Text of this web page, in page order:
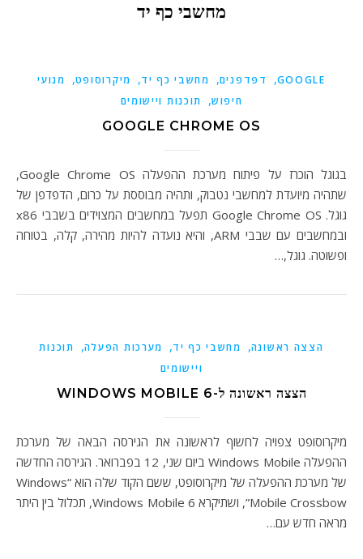
מחשבי כף יד
GOOGLE
, דפדפנים, מחשבי כף יד, מיקרוסופט,
מנועי
חיפוש, תוכנות ויישומים
GOOGLE CHROME OS
בגוגל הוכרז על פיתוח מערכת ההפעלה Google Chrome OS,
שתהיה מיועדת למחשבי נטבוק, ותהיה מבוססת על כרום, הדפדפן של
גוגל. Google Chrome OS תפעל במחשבים המצוידים בשבבי x86
ובמחשבים עם שבבי ARM, והיא נועדה להיות מהירה, קלה, בטוחה
ופשוטה. גוגל,…
הצצה ראשונה, מחשבי כף יד, מערכות הפעלה,
תוכנות
ויישומים
הצצה ראשונה ל-WINDOWS MOBILE 6
מיקרוסופט צפויה לחשוף לראשונה את הגירסה הבאה של מערכת
ההפעלה Windows Mobile ביום שני, 12 בפברואר. הגירסה החדשה
של מערכת ההפעלה של מיקרוסופט, ששם הקוד שלה הוא “Windows
Mobile Crossbow”, ושתיקרא Windows Mobile 6, תכלול בין היתר
מראה חדש עם…